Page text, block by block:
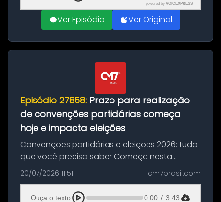
powered by VOICEXPRESS
Ver Episódio Ver Original
Episódio 27858: Prazo para realização
de convenções partidárias começa
hoje e impacta eleições
Convenções partidárias e eleições 2026: tudo
que você precisa saber Começa nesta
segunda-feira e vai até 5 de agosto o prazo
para que partidos políticos e federações
partidárias realizem suas convençõ...
20/07/2026 11:51 cm7brasil.com
Ouça o texto 0:00 / 3:43